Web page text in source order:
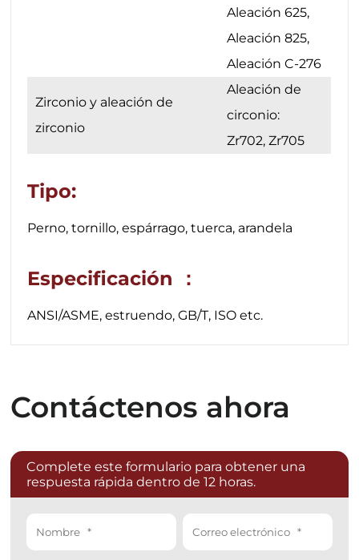
Aleación 625,
Aleación 825,
Aleación C-276
Zirconio y aleación de
zirconio
Aleación de
circonio:
Zr702, Zr705
Tipo:
Perno, tornillo, espárrago, tuerca, arandela
Especificación ：
ANSI/ASME, estruendo, GB/T, ISO etc.
Contáctenos ahora
Complete este formulario para obtener una
respuesta rápida dentro de 12 horas.